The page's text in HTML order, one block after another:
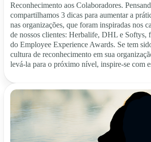
Reconhecimento aos Colaboradores.
compartilhamos 3 dicas para aumentar a
nas organizações, que foram inspiradas nos
de nossos clientes: Herbalife, DHL e Softys,
do Employee Experience Awards. Se tem
cultura de reconhecimento em sua
levá-la para o próximo nível, inspire-se com